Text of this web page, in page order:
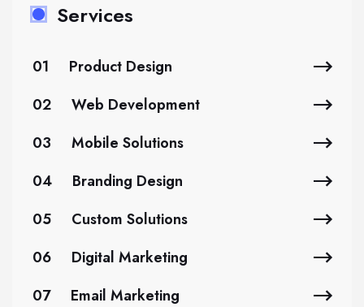
Services
01
Product Design
02
Web Development
03
Mobile Solutions
04
Branding Design
05
Custom Solutions
06
Digital Marketing
07
Email Marketing